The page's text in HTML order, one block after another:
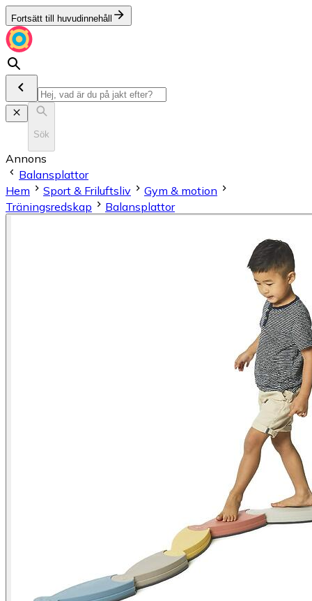
Fortsätt till huvudinnehåll
Sök
Annons
Balansplattor
Hem
Sport & Friluftsliv
Gym & motion
Träningsredskap
Balansplattor